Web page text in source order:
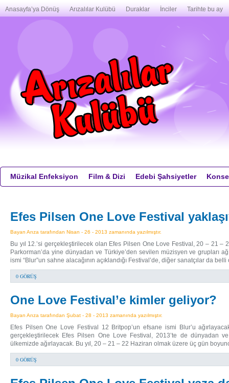
Anasayfa’ya Dönüş Arızalılar Kulübü Duraklar İnciler Tarihte bu ay
Müzikal Enfeksiyon Film & Dizi Edebi Şahsiyetler
Efes Pilsen One Love Festival
Bayan Arıza tarafından Nisan - 26 - 2013 zamanında yazılmıştır.
Bu yıl 12.’si gerçekleştirilecek olan Efes Pilsen One Love Festival, 20 – 21
Parkorman’da yine dünyadan ve Türkiye’den sevilen müzisyen ve grupları
ismi “Blur”un sahne alacağının açıklandığı Festival’de, diğer sanatçılar da
0 GÖRÜŞ
One Love Festival’e kimler geliyor?
Bayan Arıza tarafından Şubat - 28 - 2013 zamanında yazılmıştır.
Efes Pilsen One Love Festival 12 Britpop’un efsane ismi Blur’u
gerçekleştirilecek Efes Pilsen One Love Festival, 2013’te de dünyadan
ülkemizde ağırlayacak. Bu yıl, 20 – 21 – 22 Haziran olmak üzere üç gün
0 GÖRÜŞ